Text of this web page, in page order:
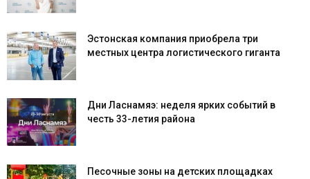
Эстонская компания приобрела три
местных центра логистического гиганта
Дни Ласнамяэ: неделя ярких событий в
честь 33-летия района
Песочные зоны на детских площадках